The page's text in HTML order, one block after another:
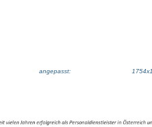
angepasst: